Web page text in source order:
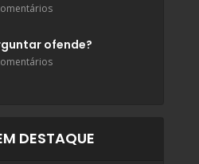
ofende?
DESTAQUE